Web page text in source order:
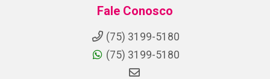
Fale Conosco
(75) 3199-5180
(75) 3199-5180